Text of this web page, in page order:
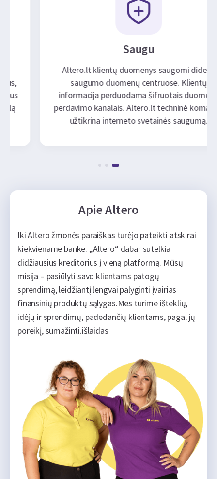
Saugu
Altero.lt klientų duomenys saugomi didelio
saugumo duomenų centruose. Klientų
informacija perduodama šifruotais duomenų
perdavimo kanalais. Altero.lt techninė komanda
užtikrina interneto svetainės saugumą.
Apie Altero
Iki Altero žmonės paraiškas turėjo pateikti atskirai
kiekviename banke. „Altero“ dabar sutelkia
didžiausius kreditorius į vieną platformą. Mūsų
misija – pasiūlyti savo klientams patogų
sprendimą, leidžiantį lengvai palyginti įvairias
finansinių produktų sąlygas.Mes turime išteklių,
idėjų ir sprendimų, padedančių klientams, pagal jų
poreikį, sumažinti.išlaidas